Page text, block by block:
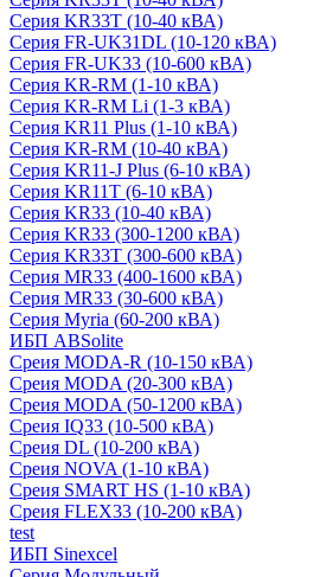
Серия KR33T (10-40 кВА)
Серия FR-UK31DL (10-120 кВА)
Серия FR-UK33 (10-600 кВА)
Серия KR-RM (1-10 кВА)
Серия KR-RM Li (1-3 кВА)
Серия KR11 Plus (1-10 кВА)
Серия KR-RM (10-40 кВА)
Серия KR11-J Plus (6-10 кВА)
Серия KR11T (6-10 кВА)
Серия KR33 (10-40 кВА)
Серия KR33 (300-1200 кВА)
Серия KR33T (300-600 кВА)
Серия MR33 (400-1600 кВА)
Серия MR33 (30-600 кВА)
Серия Myria (60-200 кВА)
ИБП ABSolite
Среия MODA-R (10-150 кВА)
Среия MODA (20-300 кВА)
Среия MODA (50-1200 кВА)
Среия IQ33 (10-500 кВА)
Среия DL (10-200 кВА)
Среия NOVA (1-10 кВА)
Среия SMART HS (1-10 кВА)
Среия FLEX33 (10-200 кВА)
test
ИБП Sinexcel